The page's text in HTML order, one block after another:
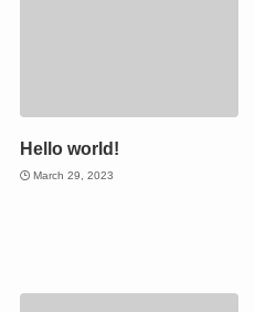
Hello world!
March 29, 2023